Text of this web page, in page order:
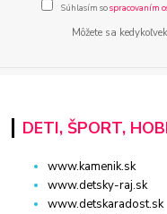
Súhlasím sospracovaním
Môžete sa
DETI, ŠPORT,
www.kamenik.sk
www.detsky-raj.sk
www.detskaradost.sk